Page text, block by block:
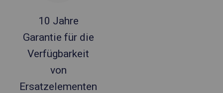
10 Jahre
Garantie für die
Verfügbarkeit
von
Ersatzelementen